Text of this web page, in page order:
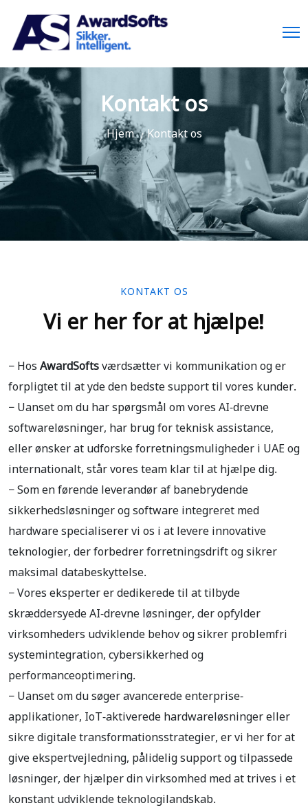
Kontakt os
Hjem Kontakt os
KONTAKT OS
Vi er her for at hjælpe!
− HosAwardSoftsværdsætter vi kommunikation og er
forpligtet til at yde den bedste support til vores kunder.
− Uanset om du har spørgsmål om vores AI-drevne
softwareløsninger, har brug for teknisk assistance,
eller ønsker at udforske forretningsmuligheder i UAE og
internationalt, står vores team klar til at hjælpe dig.
− Som en førende leverandør af banebrydende
sikkerhedsløsninger og software integreret med
hardware specialiserer vi os i at levere innovative
teknologier, der forbedrer forretningsdrift og sikrer
maksimal databeskyttelse.
− Vores eksperter er dedikerede til at tilbyde
skræddersyede AI-drevne løsninger, der opfylder
virksomheders udviklende behov og sikrer problemfri
systemintegration, cybersikkerhed og
performanceoptimering.
− Uanset om du søger avancerede enterprise-
applikationer, IoT-aktiverede hardwareløsninger eller
sikre digitale transformationsstrategier, er vi her for at
give ekspertvejledning, pålidelig support og tilpassede
løsninger, der hjælper din virksomhed med at trives i et
konstant udviklende teknologilandskab.